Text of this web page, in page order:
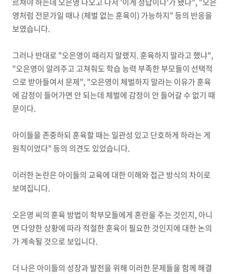
영처럼 전문가일 때나 (체벌 없는 훈육이) 가능하지" 등의 반응을
보였습니다.
그러나 반대로 "오은영이 때리지 말랬지. 훈육하지 말라고 했냐",
"오은영이 알려주고 고쳐줘도 학습 능력 부족한 부모들이 선택적
으로 받아들여서 문제", "오은영이 체벌하지 말라는 이유가 훈육
에 감정이 들어가면 안 되는데 체벌에 감정이 안 들어갈 수 없기 때
문이다.
아이들을 존중하되 훈육할 때는 일관성 있고 단호하게 하라는 게
원칙이었다" 등의 의견도 있었습니다.
이러한 논란은 아이들의 교육에 대한 이해와 접근 방식의 차이로
보여집니다.
오은영 씨의 훈육 방법이 학부모들에게 혼란을 주는 것인지, 아니
면 다양한 상황에 따라 적절한 훈육이 필요한 것인지에 대한 논의
가 계속될 것으로 보입니다.
더 나은 아이들의 성장과 발전을 위해 이러한 문제들을 함께 해결